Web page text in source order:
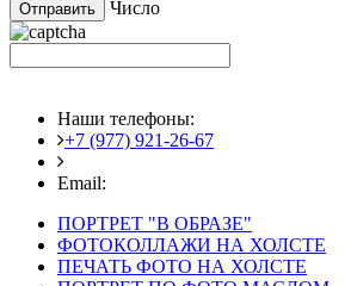
Число
Наши телефоны:
+7 (977) 921-26-67
Email:
ПОРТРЕТ "В ОБРАЗЕ"
ФОТОКОЛЛАЖИ НА ХОЛСТЕ
ПЕЧАТЬ ФОТО НА ХОЛСТЕ